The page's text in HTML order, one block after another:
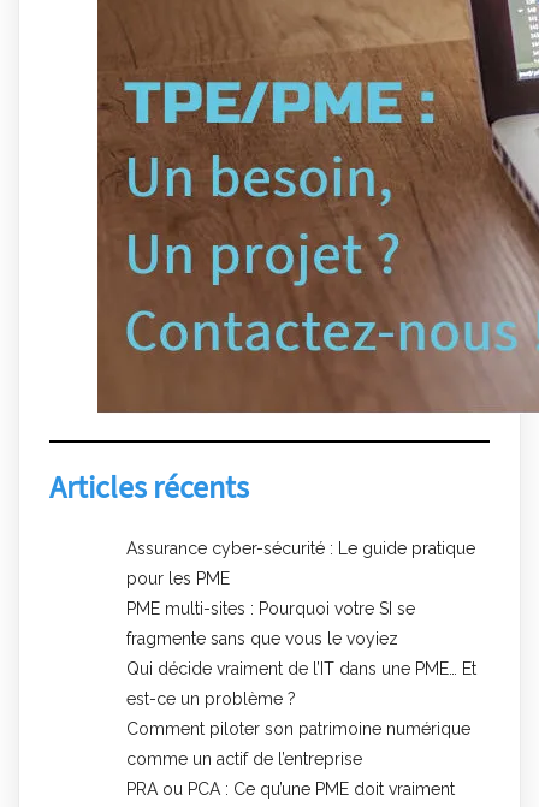
Articles récents
Assurance cyber-sécurité : Le guide pratique
pour les PME
PME multi-sites : Pourquoi votre SI se
fragmente sans que vous le voyiez
Qui décide vraiment de l’IT dans une PME… Et
est-ce un problème ?
Comment piloter son patrimoine numérique
comme un actif de l’entreprise
PRA ou PCA : Ce qu’une PME doit vraiment